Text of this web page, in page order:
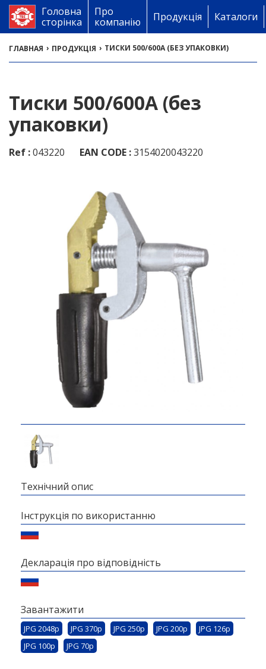
Головна
сторінка
Про
компанію
Продукція Каталоги
ГЛАВНАЯ › ПРОДУКЦІЯ › ТИСКИ 500/600A (БЕЗ УПАКОВКИ)
Тиски 500/600A (без
упаковки)
Ref :043220 EAN CODE :3154020043220
Технічний опис
Інструкція по використанню
Декларація про відповідність
Завантажити
JPG 2048p JPG 370p JPG 250p JPG 200p
JPG 126p
JPG 100p
JPG 70p